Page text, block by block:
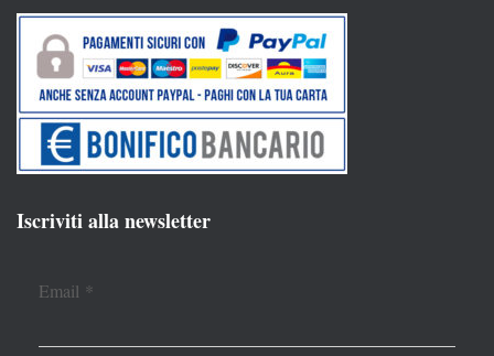
Iscriviti alla newsletter
Email *